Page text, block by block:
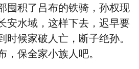
囤积了吕布的铁骑，孙权现
安水域，这样下去，迟早要
时候家破人亡，断子绝孙。
，保全家小族人吧。